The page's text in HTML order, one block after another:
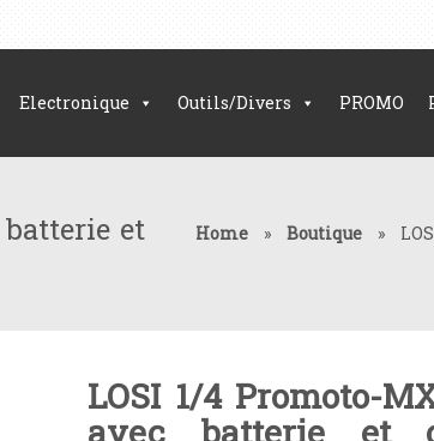
Electronique Outils/Divers PROMO
batterie et Home » Boutique »
LOSI 1/4 Promoto-
avec batterie et